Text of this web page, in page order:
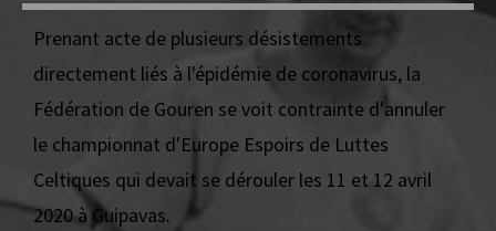
Prenant acte de plusieurs désistements
directement liés à l'épidémie de coronavirus, la
Fédération de Gouren se voit contrainte d'annuler
le championnat d'Europe Espoirs de Luttes
Celtiques qui devait se dérouler les 11 et 12 avril
2020 à Guipavas.